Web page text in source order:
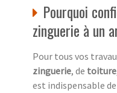
Pourquoi
zinguerie à un
Pour tous vos
zinguerie, de toiture
est indispensable